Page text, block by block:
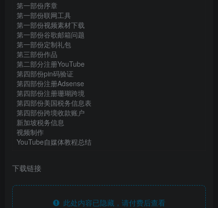
第一部份序章
第一部份联网工具
第一部份视频素材下载
第一部份谷歌邮箱问题
第一部份定制礼包
第三部份作品
第二部分注册YouTube
第四部份pin码验证
第四部份注册Adsense
第四部份注册珊瑚跨境
第四部份美国税务信息表
第四部份跨境收款账户
新加坡税务信息
视频制作
YouTube自媒体教程总结
下载链接
此处内容已隐藏，请付费后查看